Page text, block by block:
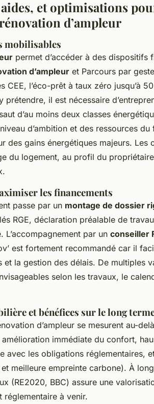
et optimisations
d’ampleur
mobilisables
permet d’accéder à des dispositifs
d’ampleur et Parcours par
CEE, l’éco-prêt à taux zéro jusqu’à
prétendre, il est nécessaire
d’au moins deux classes
d’ambition et des ressources du
des gains énergétiques majeurs. Les
du logement, au profil du
les financements
passe par un montage de dossier
RGE, déclaration préalable de
par un conseiller
est fortement recommandé car il
et la gestion des délais. De multiples
selon les travaux, le
et bénéfices sur le long
d’ampleur se mesurent au-
amélioration immédiate du confort,
avec les obligations réglementaires,
meilleure empreinte carbone). À
(RE2020, BBC) assure une
réglementaire à venir.